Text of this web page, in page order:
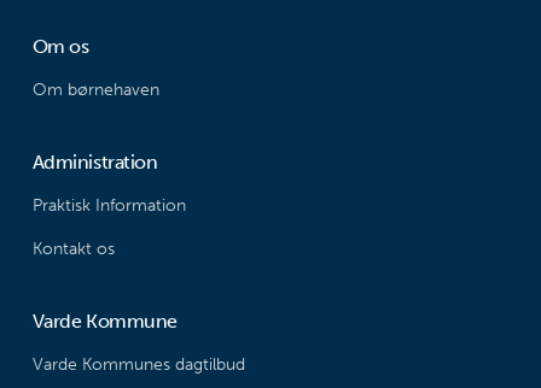
Om os
Om børnehaven
Administration
Praktisk Information
Kontakt os
Varde Kommune
Varde Kommunes dagtilbud